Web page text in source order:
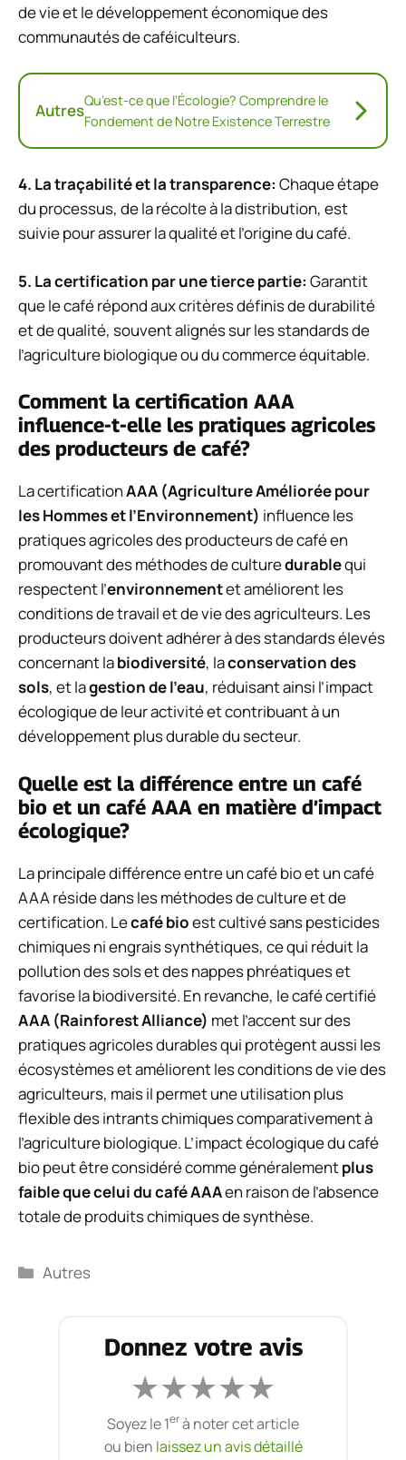
de vie et le développement économique des
communautés de caféiculteurs.
AutresQu’est-ce que l’Écologie? Comprendre le
Fondement de Notre Existence Terrestre
4. Latraçabilitéet latransparence: Chaque étape
du processus, de la récolte à la distribution, est
suivie pour assurer la qualité et l’origine du café.
5. Lacertification par une tierce partie: Garantit
que le café répond aux critères définis de durabilité
et de qualité, souvent alignés sur les standards de
l’agriculture biologique ou du commerce équitable.
Comment la certification AAA
influence-t-elle les pratiques agricoles
des producteurs de café?
La certificationAAA (Agriculture Améliorée pour
les Hommes et l’Environnement) influence les
pratiques agricoles des producteurs de café en
promouvant des méthodes de culturedurablequi
respectent l’environnementet améliorent les
conditions de travail et de vie des agriculteurs. Les
producteurs doivent adhérer à des standards élevés
concernant labiodiversité, laconservation des
sols, et lagestion de l’eau, réduisant ainsi l’impact
écologique de leur activité et contribuant à un
développement plus durable du secteur.
Quelle est la différence entre un café
bio et un café AAA en matière d’impact
écologique?
La principale différence entre un café bio et un café
AAA réside dans les méthodes de culture et de
certification. Lecafé bioest cultivé sans pesticides
chimiques ni engrais synthétiques, ce qui réduit la
pollution des sols et des nappes phréatiques et
favorise la biodiversité. En revanche, le café certifié
AAA (Rainforest Alliance) met l’accent sur des
pratiques agricoles durables qui protègent aussi les
écosystèmes et améliorent les conditions de vie des
agriculteurs, mais il permet une utilisation plus
flexible des intrants chimiques comparativement à
l’agriculture biologique. L’impact écologique du café
bio peut être considéré comme généralementplus
faible que celui du café AAAen raison de l’absence
totale de produits chimiques de synthèse.
Catégories
Autres
Donnez votre avis
★★★★★
Soyez le 1erà noter cet article
ou bien laissez un avis détaillé